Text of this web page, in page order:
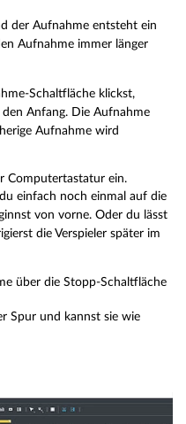
der Aufnahme entsteht ein
Aufnahme immer länger
Schaltfläche klickst,
Anfang. Die Aufnahme
Aufnahme wird
Computertastatur ein.
einfach noch einmal auf die
von vorne. Oder du lässt
die Verspieler später im
über die Stopp-Schaltfläche
Spur und kannst sie wie